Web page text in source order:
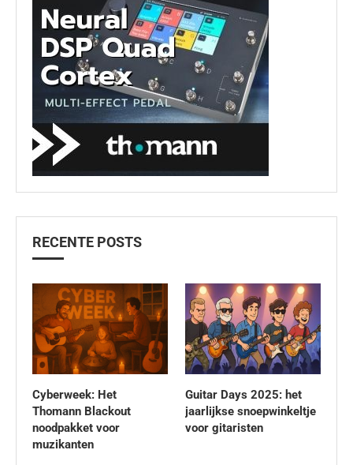
RECENTE POSTS
Cyberweek: Het
Thomann Blackout
noodpakket voor
muzikanten
Guitar Days 2025: het
jaarlijkse snoepwinkeltje
voor gitaristen